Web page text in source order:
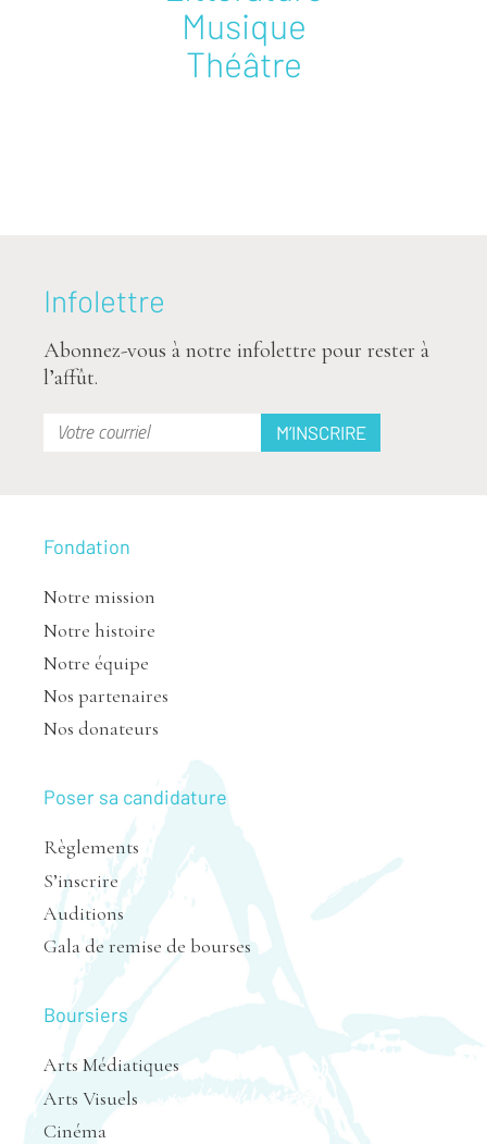
Musique
Théâtre
Infolettre
Abonnez-vous à notre infolettre pour rester à
l’affût.
Fondation
Notre mission
Notre histoire
Notre équipe
Nos partenaires
Nos donateurs
Poser sa candidature
Règlements
S’inscrire
Auditions
Gala de remise de bourses
Boursiers
Arts Médiatiques
Arts Visuels
Cinéma